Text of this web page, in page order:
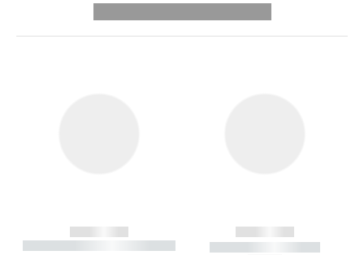
------------
----------- ----------- --------
------------
----------- -----------